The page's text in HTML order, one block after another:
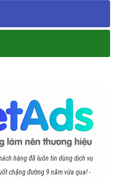
hàng đã luôn tin dùng dịch vụ
chặng đường 9 năm vừa qua! -